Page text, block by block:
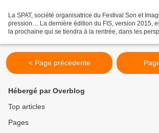
La SPAT, société organisatrice du Festival Son et
pression… La dernière édition du FIS, version 2015,
la prochaine qui se tiendra à la rentrée, dans les
< Page précédente
Hébergé par Overblog
Top articles
Pages